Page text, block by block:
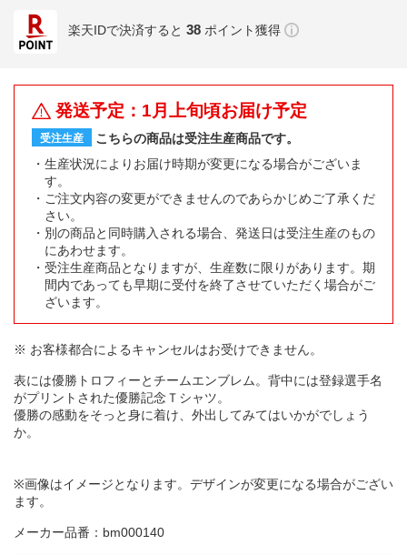
楽天IDで決済すると 38 ポイント獲得
発送予定：1月上旬頃お届け予定
受注生産
こちらの商品は受注生産商品です。
生産状況によりお届け時期が変更になる場合がございま
す。
ご注文内容の変更ができませんのであらかじめご了承くだ
さい。
別の商品と同時購入される場合、発送日は受注生産のもの
にあわせます。
受注生産商品となりますが、生産数に限りがあります。期
間内であっても早期に受付を終了させていただく場合がご
ざいます。
※ お客様都合によるキャンセルはお受けできません。
表には優勝トロフィーとチームエンブレム。背中には登録選手名
がプリントされた優勝記念Ｔシャツ。
優勝の感動をそっと身に着け、外出してみてはいかがでしょう
か。
※画像はイメージとなります。デザインが変更になる場合がござい
ます。
メーカー品番：bm000140